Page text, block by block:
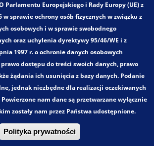
- ekonomicznej komunikacji
transportu zbiorowego (Plany
w Publicznym Transporcie
systemu transportowego w tym z
transportowej
taryf aglomeracyjnych –
Wszystkie prawa zastrzeżone!
Parlamentu Europejskiego i Rady Europy (UE) z
w sprawie ochrony osób fizycznych w związku z
osobowych i w sprawie swobodnego
oraz uchylenia dyrektywy 95/46/WE i z
1997 r. o ochronie danych osobowych
dostępu do treści swoich danych, prawo
żądania ich usunięcia z bazy danych. Podanie
jednak niezbędne dla realizacji oczekiwanych
nam dane są przetwarzane wyłącznie
zostały nam przez Państwa udostępnione.
Polityka prywatności